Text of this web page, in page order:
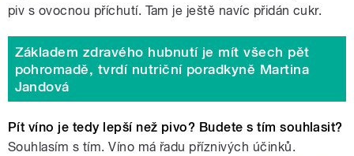
piv s ovocnou příchutí. Tam je ještě navíc přidán cukr.
Základem zdravého hubnutí je mít všech pět
pohromadě, tvrdí nutriční poradkyně Martina
Jandová
Pít víno je tedy lepší než pivo? Budete s tím souhlasit?
Souhlasím s tím. Víno má řadu příznivých účinků.